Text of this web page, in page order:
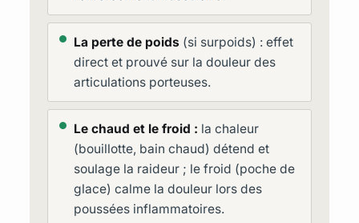
La perte de poids (si surpoids) : effet
direct et prouvé sur la douleur des
articulations porteuses.
Le chaud et le froid : la chaleur
(bouillotte, bain chaud) détend et
soulage la raideur ; le froid (poche de
glace) calme la douleur lors des
poussées inflammatoires.